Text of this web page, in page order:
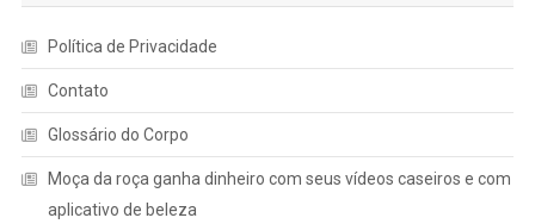
Política de Privacidade
Contato
Glossário do Corpo
Moça da roça ganha dinheiro com seus vídeos caseiros e com
aplicativo de beleza